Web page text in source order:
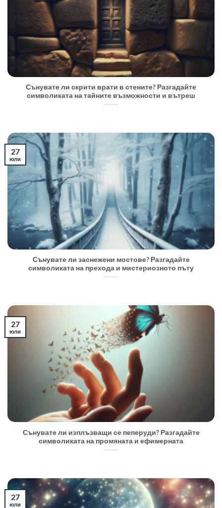
Сънувате ли скрити врати в стените? Разгадайте
символиката на тайните възможности и вътреш
Сънувате ли заснежени мостове? Разгадайте
символиката на прехода и мистериозното пъту
27
юли
Сънувате ли изплъзващи се пеперуди? Разгадайте
символиката на промяната и ефимерната
27
юли
27
юли